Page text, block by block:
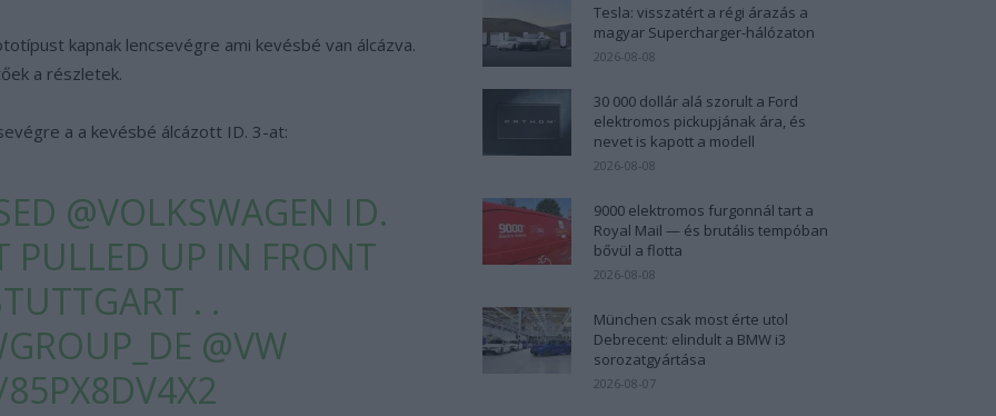
kapnak lencsevégre ami kevésbé van álcázva.
a részletek.
a a kevésbé álcázott ID. 3-at:
@VOLKSWAGEN ID.
PULLED UP IN FRONT
. .
@VW
Tesla: visszatért a régi árazás a
magyar Supercharger-hálózaton
2026-08-08
30 000 dollár alá szorult a Ford
elektromos pickupjának ára, és
nevet is kapott a modell
2026-08-08
9000 elektromos furgonnál tart a
Royal Mail — és brutális tempóban
bővül a flotta
2026-08-08
München csak most érte utol
Debrecent: elindult a BMW i3
sorozatgyártása
2026-08-07